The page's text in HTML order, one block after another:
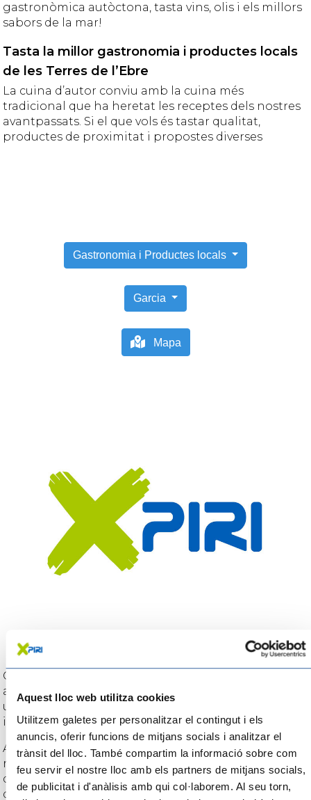
Aquest lloc web utilitza cookies
Utilitzem galetes per personalitzar el contingut i els
anuncis, oferir funcions de mitjans socials i analitzar el
trànsit del lloc. També compartim la informació sobre com
feu servir el nostre lloc amb els partners de mitjans socials,
de publicitat i d'anàlisis amb qui col·laborem. Al seu torn,
gastronòmica autòctona, tasta vins, olis i els millors
sabors de la mar!
Tasta la millor gastronomia i productes locals
de les Terres de l’Ebre
La cuina d’autor conviu amb la cuina més
tradicional que ha heretat les receptes dels nostres
avantpassats. Si el que vols és tastar qualitat,
productes de proximitat i propostes diverses
Gastronomia i Productes locals
Garcia
Mapa
Cal que coneguis els tres restaurants guardonats
amb una estrella Michelin: el restaurant Les Moles,
ubicat a Ulldecona, el restaurant Villa Retiro a Xerta,
i L’Antic Molí, ubicat també a Ulldecona.
A més de les propostes gastronòmiques de
restaurants i gastrobars, aquí trobaràs propostes
d’agrobotigues, cellers, cerveseries, forns, molins
d’oli o fàbriques de xocolate a la pedra perquè